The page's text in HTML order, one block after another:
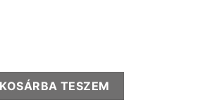
2,4 mm x 86m mennyiség
KOSÁRBA TESZEM